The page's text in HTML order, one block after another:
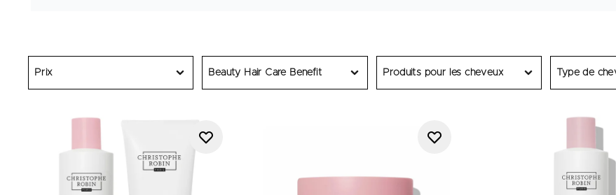
Prix Beauty Hair Care Benefit Produits pour les cheveux Type de